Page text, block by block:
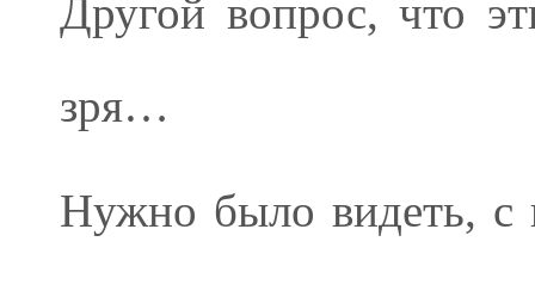
Другой вопрос, что
зря…
Нужно было видеть, с